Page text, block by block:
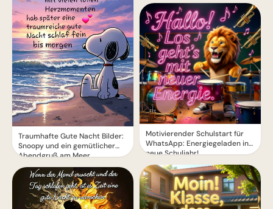
Traumhafte Gute Nacht Bilder:
Snoopy und ein gemütlicher
Abendgruß am Meer
Motivierender Schulstart für
WhatsApp: Energiegeladen ins
neue Schuljahr!